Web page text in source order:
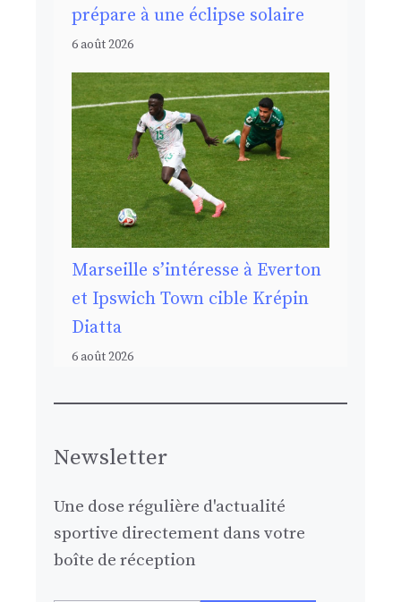
prépare à une éclipse solaire
6 août 2026
Marseille s’intéresse à Everton
et Ipswich Town cible Krépin
Diatta
6 août 2026
Newsletter
Une dose régulière d'actualité
sportive directement dans votre
boîte de réception